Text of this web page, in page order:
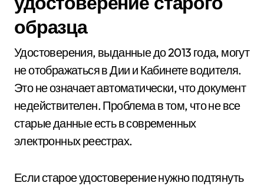
образца
Удостоверения, выданные до 2013 года, могут
не отображаться в Дии и Кабинете водителя.
Это не означает автоматически, что документ
недействителен. Проблема в том, что не все
старые данные есть в современных
электронных реестрах.
Если старое удостоверение нужно подтянуть